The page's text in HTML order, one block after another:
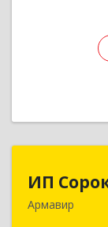
ИП
Армавир
ИП